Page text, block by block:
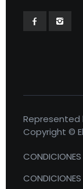
Represented
Copyright ©
CONDICIONES
CONDICIONES